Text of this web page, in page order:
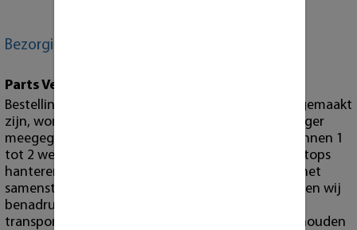
Bezorging / Garantie
Parts Verzendingen
Bestellingen van losse onderdelen die voor 15:00 gemaakt
zijn, worden dezelfde dag nog met de post bezorger
meegegeven. U heeft uw bestelling vervolgens binnen 1
tot 2 werkdagen in huis. Voor workstations, en laptops
hanteren wij langere lever tijden in verband met het
samenstellen en testen van de producten. Wel willen wij
benadrukken dat de levertijd afhangt van de
transporteur, en dat wij niet verantwoordelijk gehouden